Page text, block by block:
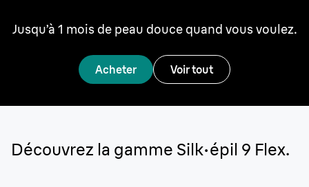
Jusqu’à 1 mois de peau douce quand vous voulez.
Acheter Voir tout
Découvrez la gamme Silk·épil 9 Flex.